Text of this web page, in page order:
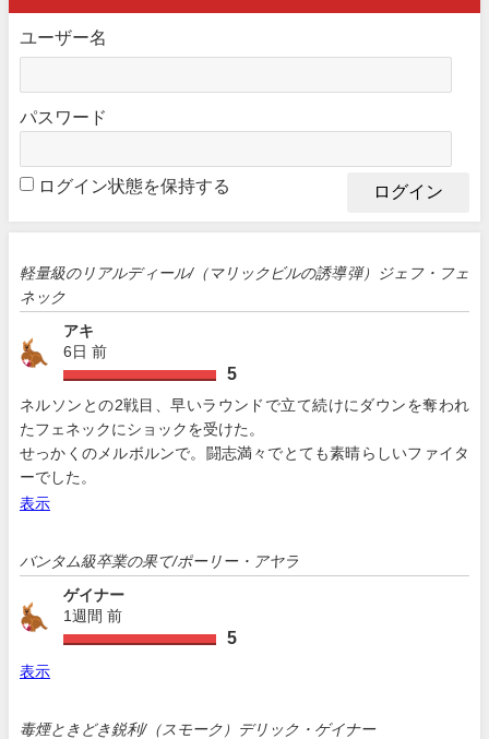
ユーザー名
パスワード
ログイン状態を保持する
軽量級のリアルディール/（マリックビルの誘導弾）ジェフ・フェ
ネック
アキ
6日 前
5
ネルソンとの2戦目、早いラウンドで立て続けにダウンを奪われ
たフェネックにショックを受けた。
せっかくのメルボルンで。闘志満々でとても素晴らしいファイタ
ーでした。
表示
バンタム級卒業の果て/ポーリー・アヤラ
ゲイナー
1週間 前
5
表示
毒煙ときどき鋭利/（スモーク）デリック・ゲイナー